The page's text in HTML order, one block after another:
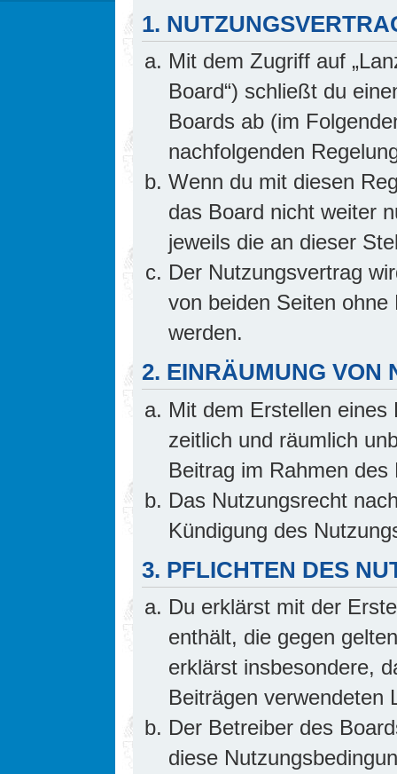
1.
Mit dem Zugriff auf
Board“) schließt du
Boards ab (im
nachfolgenden
Wenn du mit diesen
das Board nicht weiter
jeweils die an dieser
Der Nutzungsvertrag
von beiden Seiten
werden.
2. EINRÄUMUNG VON
Mit dem Erstellen
zeitlich und räumlich
Beitrag im Rahmen
Das Nutzungsrecht
Kündigung des
3. PFLICHTEN DES
Du erklärst mit der
enthält, die gegen
erklärst insbesondere,
Beiträgen verwendeten
Der Betreiber des
diese